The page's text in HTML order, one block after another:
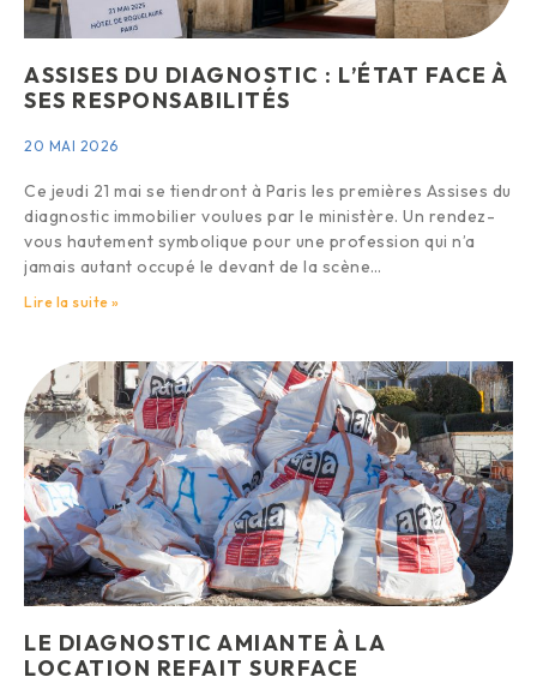
ASSISES DU DIAGNOSTIC : L’ÉTAT FACE À
SES RESPONSABILITÉS
20 MAI 2026
Ce jeudi 21 mai se tiendront à Paris les premières Assises du
diagnostic immobilier voulues par le ministère. Un rendez-
vous hautement symbolique pour une profession qui n’a
jamais autant occupé le devant de la scène…
Lire la suite »
LE DIAGNOSTIC AMIANTE À LA
LOCATION REFAIT SURFACE